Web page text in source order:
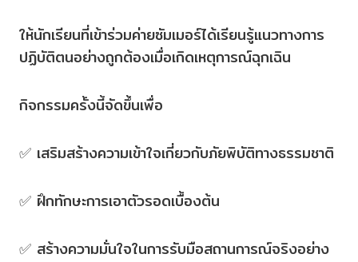
ให้นักเรียนที่เข้าร่วมค่ายซัมเมอร์ได้เรียนรู้แนวทางการ
ปฏิบัติตนอย่างถูกต้องเมื่อเกิดเหตุการณ์ฉุกเฉิน
กิจกรรมครั้งนี้จัดขึ้นเพื่อ
✅ เสริมสร้างความเข้าใจเกี่ยวกับภัยพิบัติทางธรรมชาติ
✅ ฝึกทักษะการเอาตัวรอดเบื้องต้น
✅ สร้างความมั่นใจในการรับมือสถานการณ์จริงอย่าง